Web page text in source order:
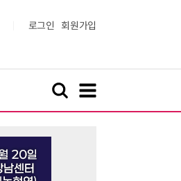
로그인 회원가입